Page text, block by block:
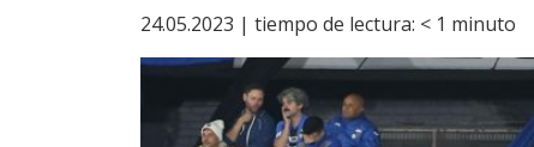
24.05.2023 | tiempo de lectura: < 1 minuto